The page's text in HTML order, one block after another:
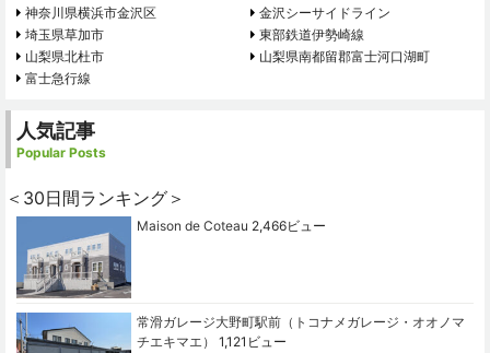
神奈川県横浜市金沢区
金沢シーサイドライン
埼玉県草加市
東部鉄道伊勢崎線
山梨県北杜市
山梨県南都留郡富士河口湖町
富士急行線
人気記事
Popular Posts
＜30日間ランキング＞
Maison de Coteau 2,466ビュー
常滑ガレージ大野町駅前（トコナメガレージ・オオノマ
チエキマエ）
1,121ビュー